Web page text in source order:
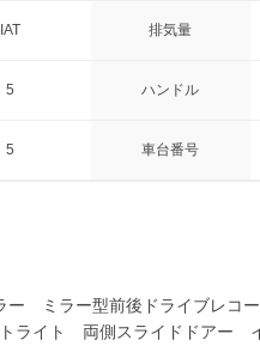
IAT 排気量
5 ハンドル
5 車台番号
ラー型前後ドライブレコ
イト 両側スライドドアー